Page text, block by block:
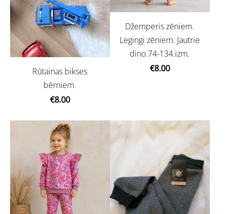
Rūtainas bikses
bērniem.
€8.00
Džemperis zēniem.
Legingi zēniem. Jautrie
dino.74-134.izm.
€8.00